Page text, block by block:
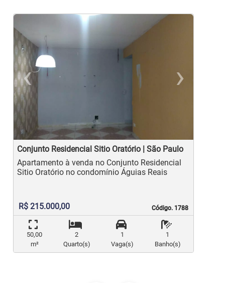
‹
Previous
›
Conjunto Residencial Sitio Oratório | São Paulo
Código. 1788
Código. 1788
Apartamento à venda no Conjunto Residencial
Sitio Oratório no condomínio Águias Reais
R$ 215.000,00
50,00
m²
2
Quarto(s)
1
Vaga(s)
1
Banho(s)